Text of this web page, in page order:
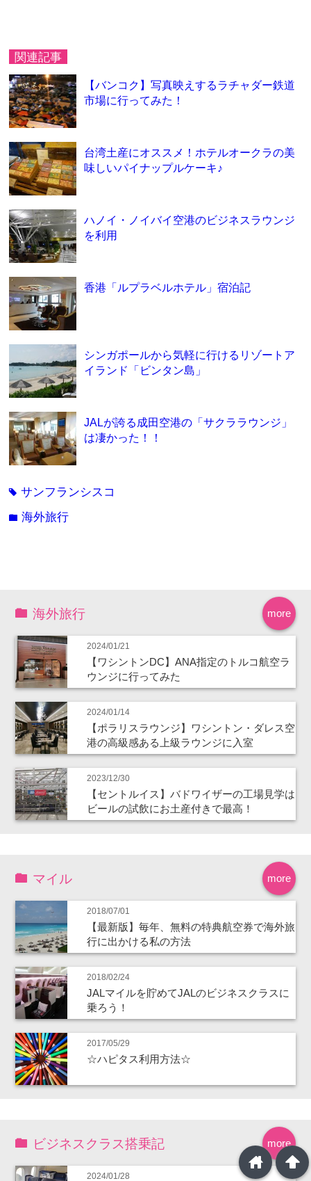
関連記事
【バンコク】写真映えするラチャダー鉄道
市場に行ってみた！
台湾土産にオススメ！ホテルオークラの美
味しいパイナップルケーキ♪
ハノイ・ノイバイ空港のビジネスラウンジ
を利用
香港「ルプラベルホテル」宿泊記
シンガポールから気軽に行けるリゾートア
イランド「ビンタン島」
JALが誇る成田空港の「サクララウンジ」
は凄かった！！
tagサンフランシスコ
folder海外旅行
more
海外旅行
2024/01/21
【ワシントンDC】ANA指定のトルコ航空ラ
ウンジに行ってみた
2024/01/14
【ポラリスラウンジ】ワシントン・ダレス空
港の高級感ある上級ラウンジに入室
2023/12/30
【セントルイス】バドワイザーの工場見学は
ビールの試飲にお土産付きで最高！
more
マイル
2018/07/01
【最新版】毎年、無料の特典航空券で海外旅
行に出かける私の方法
2018/02/24
JALマイルを貯めてJALのビジネスクラスに
乗ろう！
2017/05/29
☆ハピタス利用方法☆
more
ビジネスクラス搭乗記
2024/01/28
arrowup
home